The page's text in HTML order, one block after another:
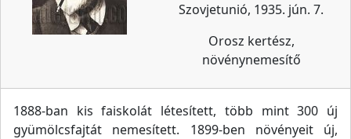
Szovjetunió, 1935. jún. 7.
Orosz kertész,
növénynemesítő
1888-ban kis faiskolát létesített, több mint 300 új
gyümölcsfajtát nemesített. 1899-ben növényeit új,